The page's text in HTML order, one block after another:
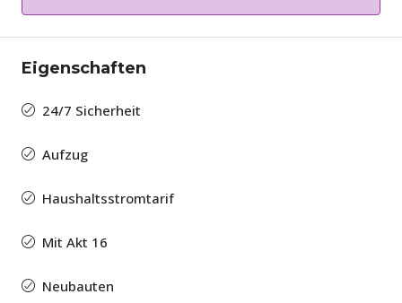
Eigenschaften
24/7 Sicherheit
Aufzug
Haushaltsstromtarif
Mit Akt 16
Neubauten